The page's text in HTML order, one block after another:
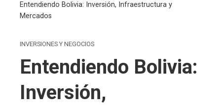
Entendiendo Bolivia: Inversión, Infraestructura y
Mercados
INVERSIONES Y NEGOCIOS
Entendiendo Bolivia:
Inversión,